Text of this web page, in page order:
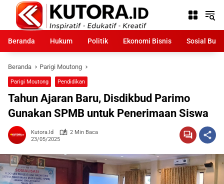
Langsung
konten
Beranda
Hukum Politik Ekonomi Bisnis Sosial
Beranda Parigi Moutong
Parigi Moutong Pendidikan
Tahun Ajaran Baru, Disdikbud Parimo
Gunakan SPMB untuk Penerimaan Siswa
Kutora.id
2 Min Baca
23/05/2025